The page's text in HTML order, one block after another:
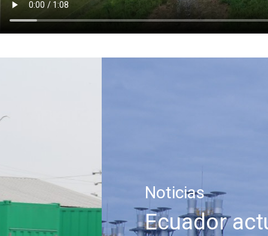
Noticias
Ecuador actualiza